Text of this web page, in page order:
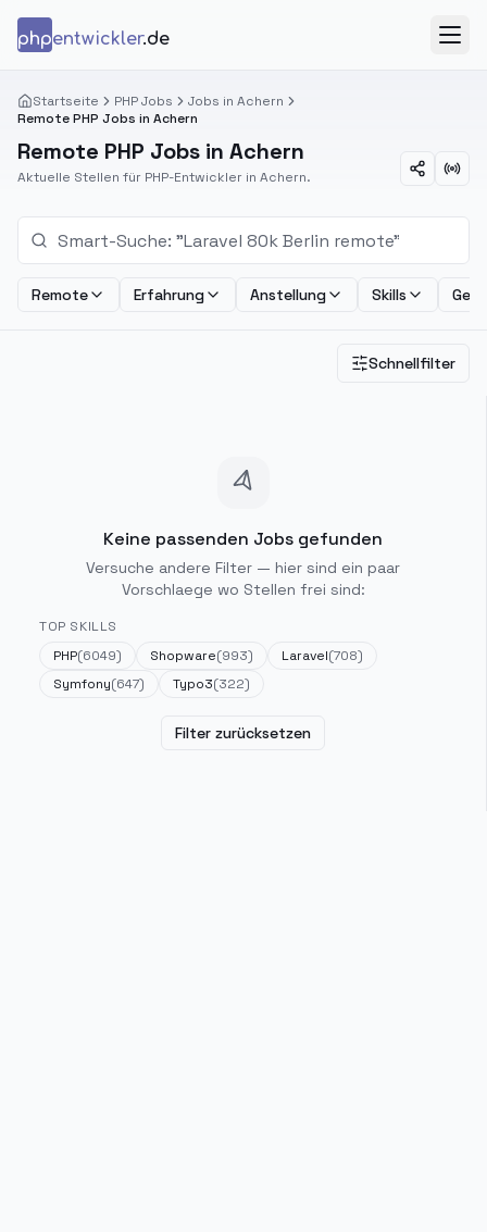
phpentwickler.de
Startseite PHP Jobs
Jobs in Achern
Remote PHP Jobs in Achern
Remote PHP Jobs in Achern
Aktuelle Stellen für PHP-Entwickler in Achern.
Remote Erfahrung Anstellung Skills
Schnellfilter
Keine passenden Jobs gefunden
Versuche andere Filter — hier sind ein paar
Vorschlaege wo Stellen frei sind:
TOP SKILLS
PHP(6049) Shopware(993) Laravel(708)
Symfony(647) Typo3(322)
Filter zurücksetzen